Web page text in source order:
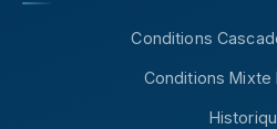
Conditions
Conditions Mixte